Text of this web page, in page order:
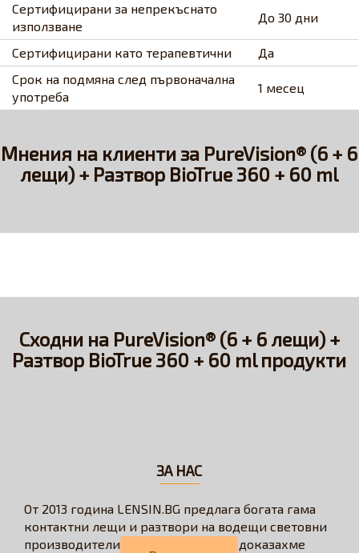
Сертифицирани за непрекъснато
използване
До 30 дни
Сертифицирани като терапевтични
Да
Срок на подмяна след първоначална
употреба
1 месец
Мнения на клиенти за PureVision® (6 + 6
лещи) + Разтвор BioTrue 360 + 60 ml
Сходни на PureVision® (6 + 6 лещи) +
Разтвор BioTrue 360 + 60 ml продукти
ЗА НАС
От 2013 година LENSIN.BG предлага богата гама
контактни лещи и разтвори на водещи световни
производители. През годините се доказахме